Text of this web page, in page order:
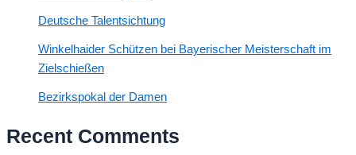
Deutsche Talentsichtung
Winkelhaider Schützen bei Bayerischer Meisterschaft im
Zielschießen
Bezirkspokal der Damen
Recent Comments